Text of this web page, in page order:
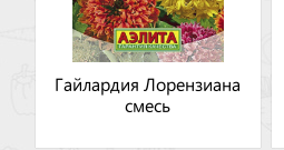
Гайлардия Лорензиана
смесь